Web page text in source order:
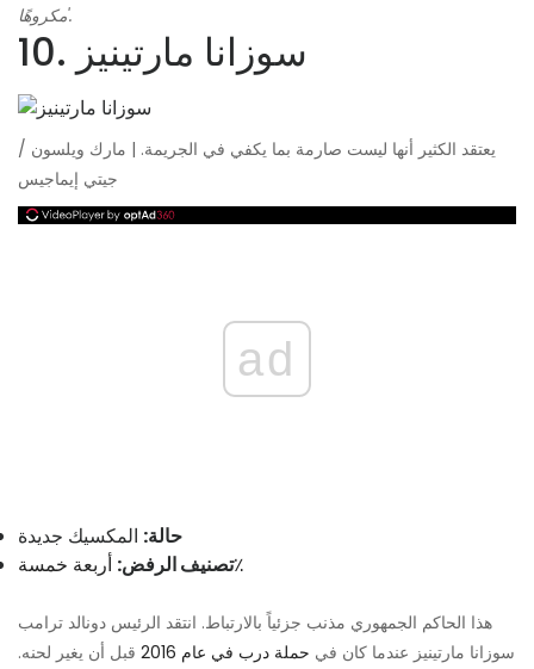
مكروهًا'.
10. سوزانا مارتينيز
يعتقد الكثير أنها ليست صارمة بما يكفي في الجريمة. | مارك ويلسون /
جيتي إيماجيس
ad
حالة: المكسيك جديدة
تصنيف الرفض:أربعة خمسة٪
هذا الحاكم الجمهوري مذنب جزئياً بالارتباط. انتقد الرئيس دونالد ترامب
سوزانا مارتينيز عندما كان في حملة درب في عام 2016
قبل أن يغير لحنه.